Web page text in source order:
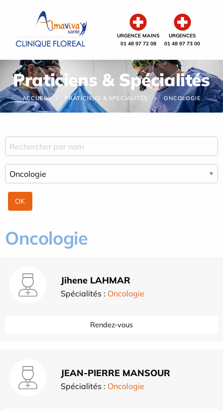
URGENCE MAINS
01 48 97 72 08
URGENCES
01 48 97 73 00
Praticiens & Spécialités
ACCUEIL PRATICIENS & SPÉCIALITÉS ONCOLOGIE
Oncologie
Jihene LAHMAR
Spécialités : Oncologie
Rendez-vous
JEAN-PIERRE MANSOUR
Spécialités : Oncologie